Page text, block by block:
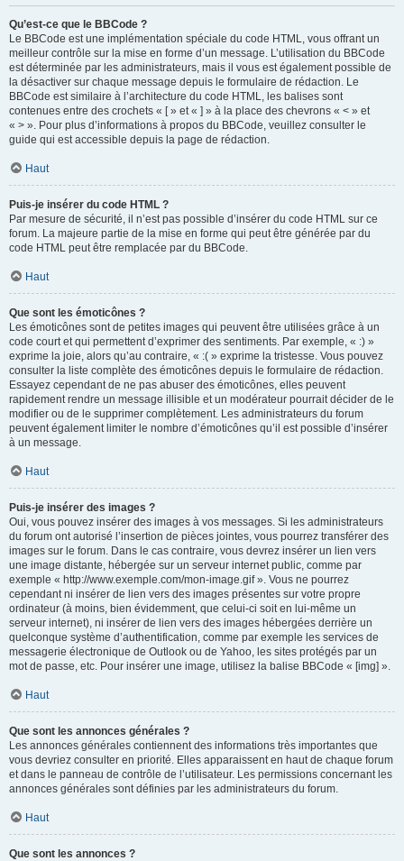
Qu’est-ce que le BBCode ?
Le BBCode est une implémentation spéciale du code HTML, vous offrant un
meilleur contrôle sur la mise en forme d’un message. L’utilisation du BBCode
est déterminée par les administrateurs, mais il vous est également possible de
la désactiver sur chaque message depuis le formulaire de rédaction. Le
BBCode est similaire à l’architecture du code HTML, les balises sont
contenues entre des crochets « [ » et « ] » à la place des chevrons « < » et
« > ». Pour plus d’informations à propos du BBCode, veuillez consulter le
guide qui est accessible depuis la page de rédaction.
Haut
Puis-je insérer du code HTML ?
Par mesure de sécurité, il n’est pas possible d’insérer du code HTML sur ce
forum. La majeure partie de la mise en forme qui peut être générée par du
code HTML peut être remplacée par du BBCode.
Haut
Que sont les émoticônes ?
Les émoticônes sont de petites images qui peuvent être utilisées grâce à un
code court et qui permettent d’exprimer des sentiments. Par exemple, « :) »
exprime la joie, alors qu’au contraire, « :( » exprime la tristesse. Vous pouvez
consulter la liste complète des émoticônes depuis le formulaire de rédaction.
Essayez cependant de ne pas abuser des émoticônes, elles peuvent
rapidement rendre un message illisible et un modérateur pourrait décider de le
modifier ou de le supprimer complètement. Les administrateurs du forum
peuvent également limiter le nombre d’émoticônes qu’il est possible d’insérer
à un message.
Haut
Puis-je insérer des images ?
Oui, vous pouvez insérer des images à vos messages. Si les administrateurs
du forum ont autorisé l’insertion de pièces jointes, vous pourrez transférer des
images sur le forum. Dans le cas contraire, vous devrez insérer un lien vers
une image distante, hébergée sur un serveur internet public, comme par
exemple « http://www.exemple.com/mon-image.gif ». Vous ne pourrez
cependant ni insérer de lien vers des images présentes sur votre propre
ordinateur (à moins, bien évidemment, que celui-ci soit en lui-même un
serveur internet), ni insérer de lien vers des images hébergées derrière un
quelconque système d’authentification, comme par exemple les services de
messagerie électronique de Outlook ou de Yahoo, les sites protégés par un
mot de passe, etc. Pour insérer une image, utilisez la balise BBCode « [img] ».
Haut
Que sont les annonces générales ?
Les annonces générales contiennent des informations très importantes que
vous devriez consulter en priorité. Elles apparaissent en haut de chaque forum
et dans le panneau de contrôle de l’utilisateur. Les permissions concernant les
annonces générales sont définies par les administrateurs du forum.
Haut
Que sont les annonces ?